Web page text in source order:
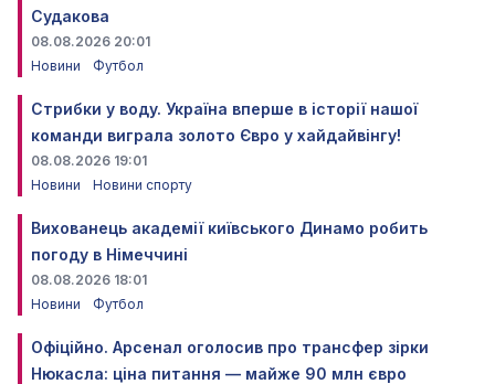
Судакова
08.08.2026 20:01
Новини
Футбол
Стрибки у воду. Україна вперше в історії нашої
команди виграла золото Євро у хайдайвінгу!
08.08.2026 19:01
Новини
Новини спорту
Вихованець академії київського Динамо робить
погоду в Німеччині
08.08.2026 18:01
Новини
Футбол
Офіційно. Арсенал оголосив про трансфер зірки
Нюкасла: ціна питання — майже 90 млн євро